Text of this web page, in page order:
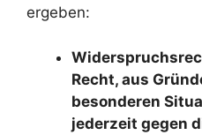
ergeben:
Recht, aus
besonderen
jederzeit gegen